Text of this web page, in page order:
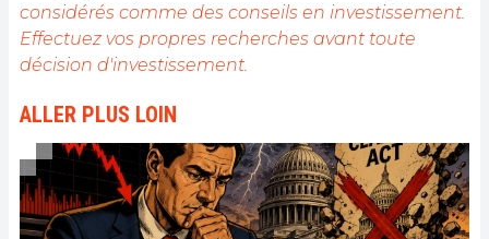
considérés comme des conseils en investissement.
Effectuez vos propres recherches avant toute
décision d'investissement.
ALLER PLUS LOIN